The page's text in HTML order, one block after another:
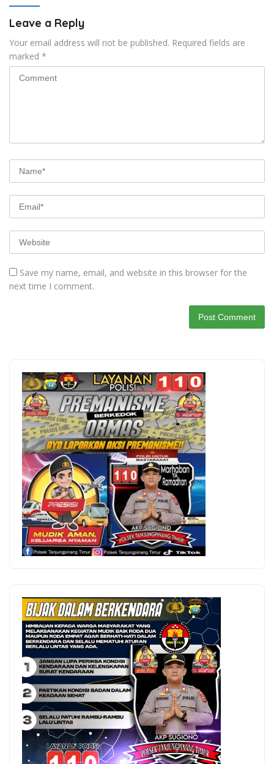
Leave a Reply
Your email address will not be published. Required fields are
marked *
Save my name, email, and website in this browser for the
next time I comment.